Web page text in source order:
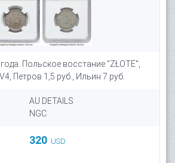
Польское восстание "ZŁOTE",
Петров 1,5 руб., Ильин 7 руб.
AU DETAILS
NGC
320 USD